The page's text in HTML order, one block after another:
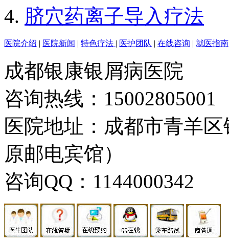
脐穴药离子导入疗法
医院介绍 | 医院新闻 | 特色疗法 | 医护团队 | 在线咨询 | 就医指南
成都银康银屑病医院
咨询热线：15002805001
医院地址：成都市青羊
原邮电宾馆）
咨询QQ：1144000342